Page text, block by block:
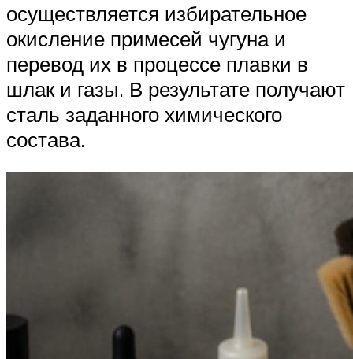
осуществляется избирательное
окисление примесей чугуна и
перевод их в процессе плавки в
шлак и газы. В результате получают
сталь заданного химического
состава.